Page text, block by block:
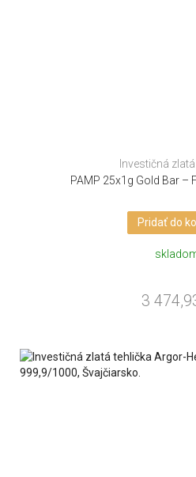
Investičná
PAMP 25x1g Gold Bar –
Pridať do
3